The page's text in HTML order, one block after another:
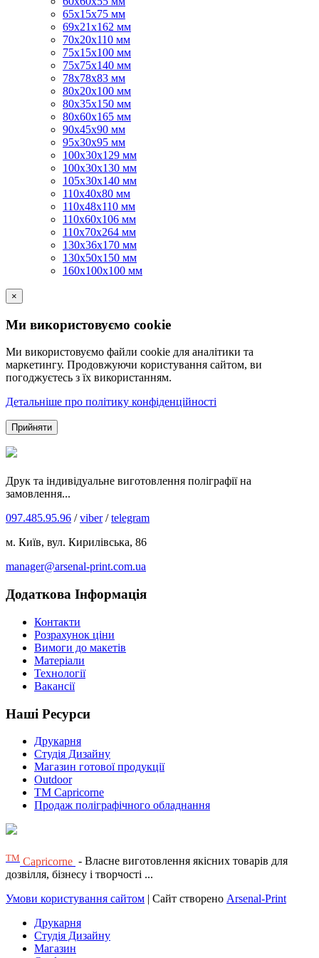
65х15х75 мм
69х21х162 мм
70х20х110 мм
75х15х100 мм
75х75х140 мм
78х78х83 мм
80х20х100 мм
80х35х150 мм
80х60х165 мм
90х45х90 мм
95х30х95 мм
100х30х129 мм
100х30х130 мм
105х30х140 мм
110х40х80 мм
110х48х110 мм
110х60х106 мм
110х70х264 мм
130х36х170 мм
130х50х150 мм
160х100х100 мм
×
Ми використовуємо cookie
Ми використовуємо файли cookie для аналітики та
маркетингу. Продовжуючи користування сайтом, ви
погоджуєтесь з їх використанням.
Детальніше про політику конфіденційності
Прийняти
Друк та індивідуальне виготовлення поліграфії на
замовлення...
097.485.95.96 /viber/telegram
м. Київ, вул. Кирилівська, 86
manager@arsenal-print.com.ua
Додаткова Інформація
Контакти
Розрахунок ціни
Вимоги до макетів
Матеріали
Технології
Вакансії
Наші Ресурси
Друкарня
Студія Дизайну
Магазин готової продукції
Outdoor
TM Capricorne
Продаж поліграфічного обладнання
ТМ Capricorne - Власне виготовлення якісних товарів для
дозвілля, бізнесу і творчості ...
Умови користування сайтом | Сайт створено Arsenal-Print
Друкарня
Студія Дизайну
Магазин